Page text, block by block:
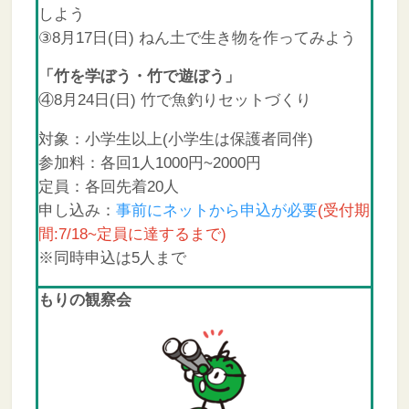
しよう
③8月17日(日) ねん土で生き物を作ってみよう
「竹を学ぼう・竹で遊ぼう」
④8月24日(日) 竹で魚釣りセットづくり
対象：小学生以上(小学生は保護者同伴)
参加料：各回1人1000円~2000円
定員：各回先着20人
申し込み： 事前にネットから申込が必要(受付期
間:7/18~定員に達するまで)
※同時申込は5人まで
もりの観察会